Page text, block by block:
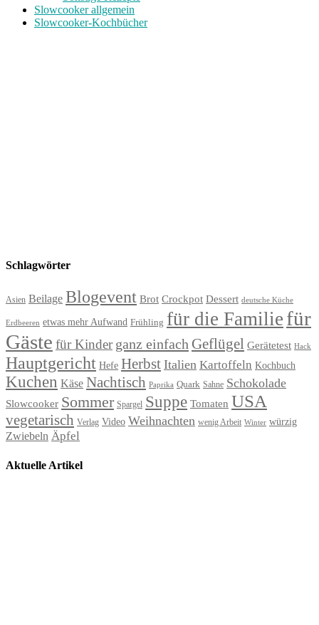
Slowcooker allgemein
Slowcooker-Kochbücher
Schlagwörter
Asien Beilage Blogevent Brot Crockpot Dessert deutsche Küche
Erdbeeren etwas mehr Aufwand Frühling für die Familie für
Gäste für Kinder ganz einfach Geflügel Gerätetest Hack
Hauptgericht Hefe Herbst Italien Kartoffeln Kochbuch
Kuchen Käse Nachtisch Paprika Quark Sahne Schokolade
Slowcooker Sommer Spargel Suppe Tomaten USA
vegetarisch Verlag Video Weihnachten wenig Arbeit Winter würzig
Zwiebeln Äpfel
Aktuelle Artikel